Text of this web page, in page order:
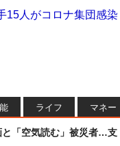
15人がコロナ集団感
ライフ マネー
と「空気読む」被災者…支